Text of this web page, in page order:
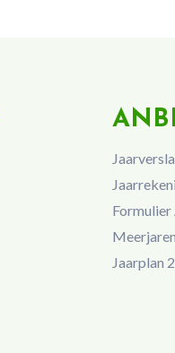
ANBI
Jaarplan